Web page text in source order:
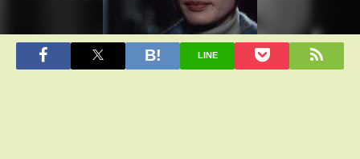
LINE